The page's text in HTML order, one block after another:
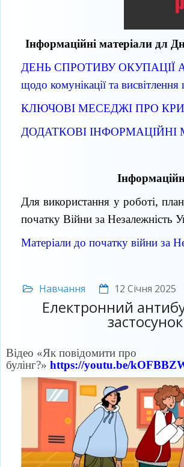
Інформаційні матеріали дл
ДЕНЬ СПРОТИВУ ОКУПАЦІЇ
щодо комунікації та
КЛЮЧОВІ МЕСЕДЖІ ПРО
ДОДАТКОВІ ІНФОРМАЦІЙНІ
Для використання у роботі,
початку Війни за Незалежність
Матеріали до початку війни за
Навчання 12 Січня 2025
Електронний
застосунок
Відео «Як повідомити про
булінг?» https://youtu.be/